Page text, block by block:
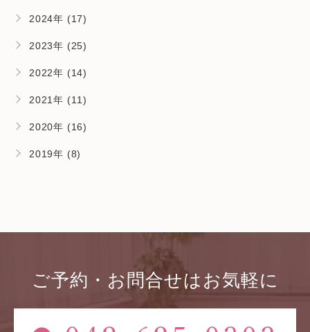
2024年 (17)
2023年 (25)
2022年 (14)
2021年 (11)
2020年 (16)
2019年 (8)
ご予約・お問合せはお気軽に